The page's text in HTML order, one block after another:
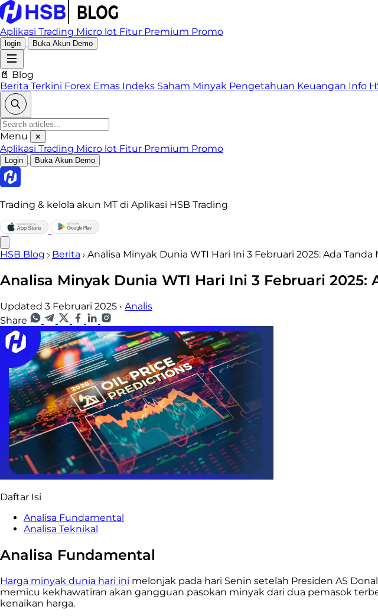
Aplikasi Trading Micro lot Fitur Premium Promo
login Buka Akun Demo
📄 Blog
Berita Terkini Forex Emas Indeks Saham Minyak Pengetahuan Keuangan Info
Menu ✕
Aplikasi Trading Micro lot Fitur Premium Promo
Login Buka Akun Demo
Trading & kelola akun MT di Aplikasi HSB Trading
HSB Blog Berita Analisa Minyak Dunia WTI Hari Ini 3 Februari 2025: Ada Tanda
Analisa Minyak Dunia WTI Hari Ini 3 Februari 2025:
Updated 3 Februari 2025 • Analis
Share
Daftar Isi
Analisa Fundamental
Analisa Teknikal
Analisa Fundamental
Harga minyak dunia hari ini melonjak pada hari Senin setelah Presiden AS
memicu kekhawatiran akan gangguan pasokan minyak dari dua pemasok
kenaikan harga.